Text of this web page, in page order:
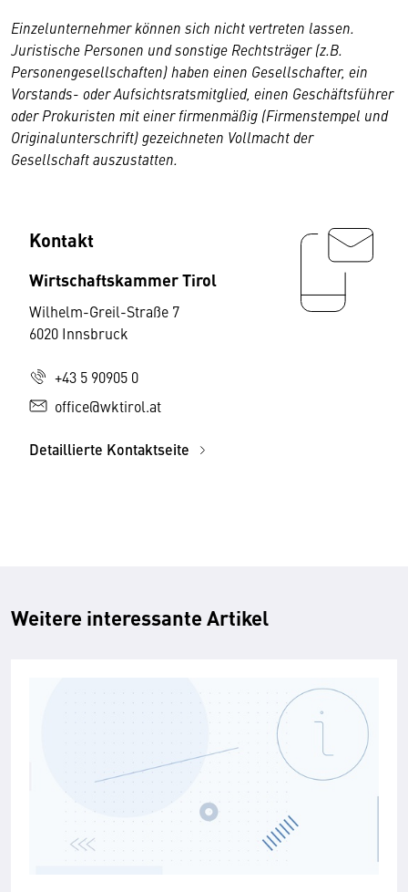
Einzelunternehmer können sich nicht vertreten lassen.
Juristische Personen und sonstige Rechtsträger (z.B.
Personengesellschaften) haben einen Gesellschafter, ein
Vorstands- oder Aufsichtsratsmitglied, einen Geschäftsführer
oder Prokuristen mit einer firmenmäßig (Firmenstempel und
Originalunterschrift) gezeichneten Vollmacht der
Gesellschaft auszustatten.
Kontakt
Wirtschaftskammer Tirol
Wilhelm-Greil-Straße 7
6020 Innsbruck
+43 5 90905 0
office@wktirol.at
Detaillierte Kontaktseite
Weitere interessante Artikel